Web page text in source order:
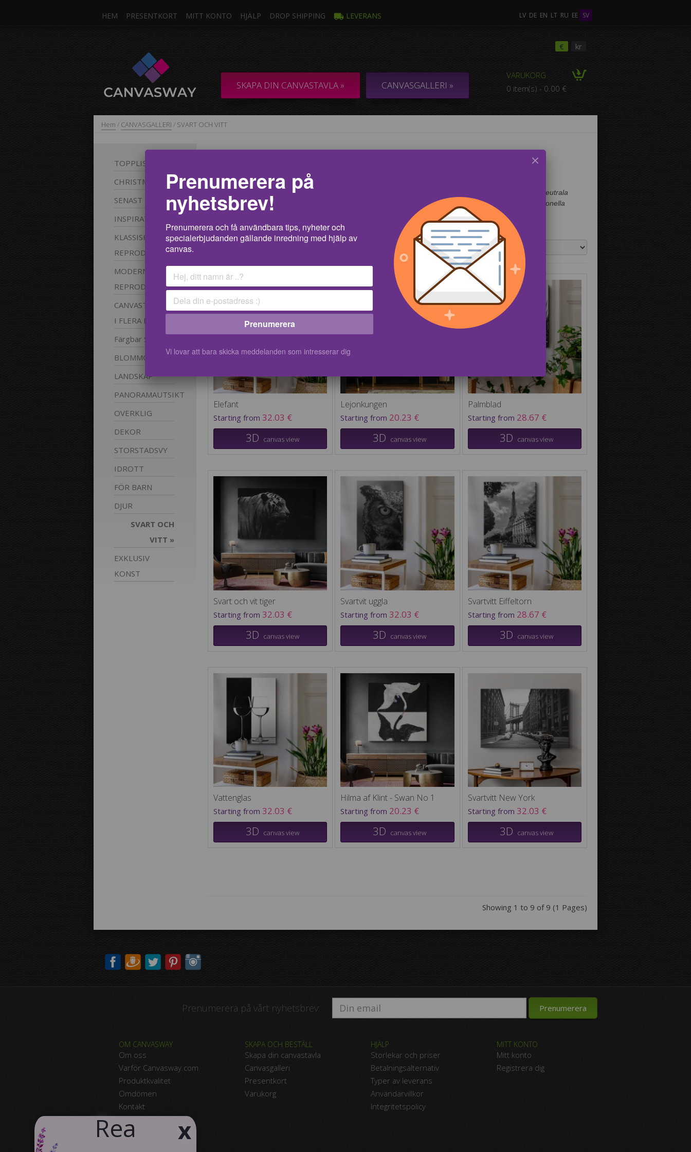
LV DE EN LT RU EE SV
HEM PRESENTKORT MITT KONTO HJÄLP DROP SHIPPING LEVERANS
€ kr
VARUKORG
0 item(s) - 0.00 €
SKAPA DIN CANVASTAVLA » CANVASGALLERI »
Hem / CANVASGALLERI / SVART OCH VITT
TOPPLISTAN
CHRISTMAS
SENAST
INSPIRATION
KLASSISKA
REPRODUKTIONER
MODERNA
REPRODUKTIONER
CANVASTAVLOR
I FLERA DELAR
Färgbar Stavlor
BLOMMOR
LANDSKAP
PANORAMAUTSIKT
OVERKLIG
DEKOR
STORSTADSVY
IDROTT
FÖR BARN
DJUR
SVART OCH
VITT
EXKLUSIV
KONST
Yin och Yang, svart och vitt, gott och ont – canvastavlor i gråskala är en utmärk lösning om du gillar neutrala
färger. Canvastavlor skapar konstnärliga känslor i ditt hem vilket bidrar till din individuella stil. Professionella
designers tycker att gråskala är ett effektivt sätt att dekorera ljusa väggar.
Show:
Elefant
Starting from 32.03 €
3D canvas view
Lejonkungen
Starting from 20.23 €
3D canvas view
Palmblad
Starting from 28.67 €
3D canvas view
Svart och vit tiger
Starting from 32.03 €
3D canvas view
Svartvit uggla
Starting from32.03 €
3D canvas view
Svartvitt Eiffeltorn
Starting from 28.67 €
3D canvas view
Vattenglas
Starting from 32.03 €
3D canvas view
Hilma af Klint - Swan No 1
Starting from 20.23 €
3D canvas view
Svartvitt New York
Starting from 32.03 €
3D canvas view
Showing 1 to 9 of 9 (1 Pages)
Prenumerera på vårt nyhetsbrev:
OM CANVASWAY
Om oss
Varför Canvasway.com
Produktkvalitet
Omdömen
Kontakt
text_business
SKAPA OCH BESTÄLL
Skapa din canvastavla
Canvasgalleri
Presentkort
Varukorg
HJÄLP
Storlekar och priser
Betalningsalternativ
Typer av leverans
Användarvillkor
Integritetspolicy
MITT KONTO
Mitt konto
Registrera dig
x
​Rea
Prenumerera på
nyhetsbrev!
Prenumerera och få användbara tips, nyheter och
specialerbjudanden gällande inredning med hjälp av
canvas.
Prenumerera
Vi lovar att bara skicka meddelanden som intresserar dig